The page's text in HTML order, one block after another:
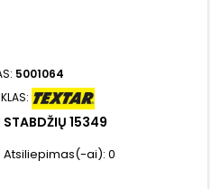
5001064
STABDŽIŲ 15349
Atsiliepimas(-ai): 0